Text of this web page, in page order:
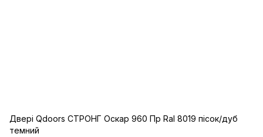
Двері Qdoors СТРОНГ Оскар 960 Пр Ral 8019 пісок/дуб
темний